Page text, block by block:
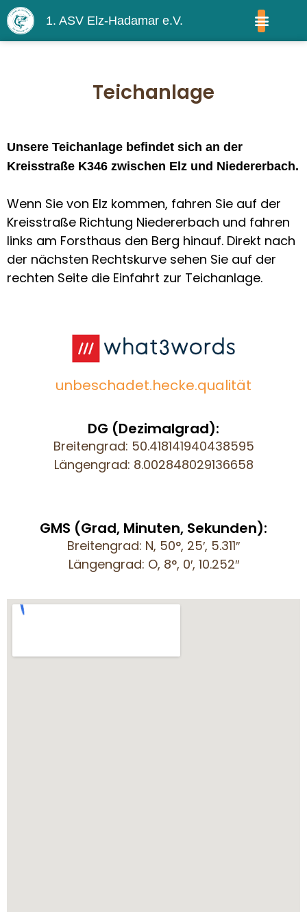
1. ASV Elz-Hadamar e.V.
Teichanlage
Unsere Teichanlage befindet sich an der
Kreisstraße K346 zwischen Elz und Niedererbach.
Wenn Sie von Elz kommen, fahren Sie auf der
Kreisstraße Richtung Niedererbach und fahren
links am Forsthaus den Berg hinauf. Direkt nach
der nächsten Rechtskurve sehen Sie auf der
rechten Seite die Einfahrt zur Teichanlage.
unbeschadet.hecke.qualität
DG (Dezimalgrad):
Breitengrad: 50.418141940438595
Längengrad: 8.002848029136658
GMS (Grad, Minuten, Sekunden):
Breitengrad: N, 50°, 25′, 5.311″
Längengrad: O, 8°, 0′, 10.252″